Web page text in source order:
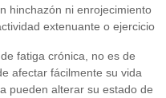
hinchazón ni enrojecimiento
extenuante o ejercicio
fatiga crónica, no es de
afectar fácilmente su vida
pueden alterar su estado de